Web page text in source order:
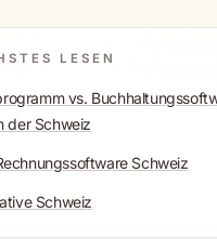
LESEN
vs.
der Schweiz
Schweiz
Schweiz